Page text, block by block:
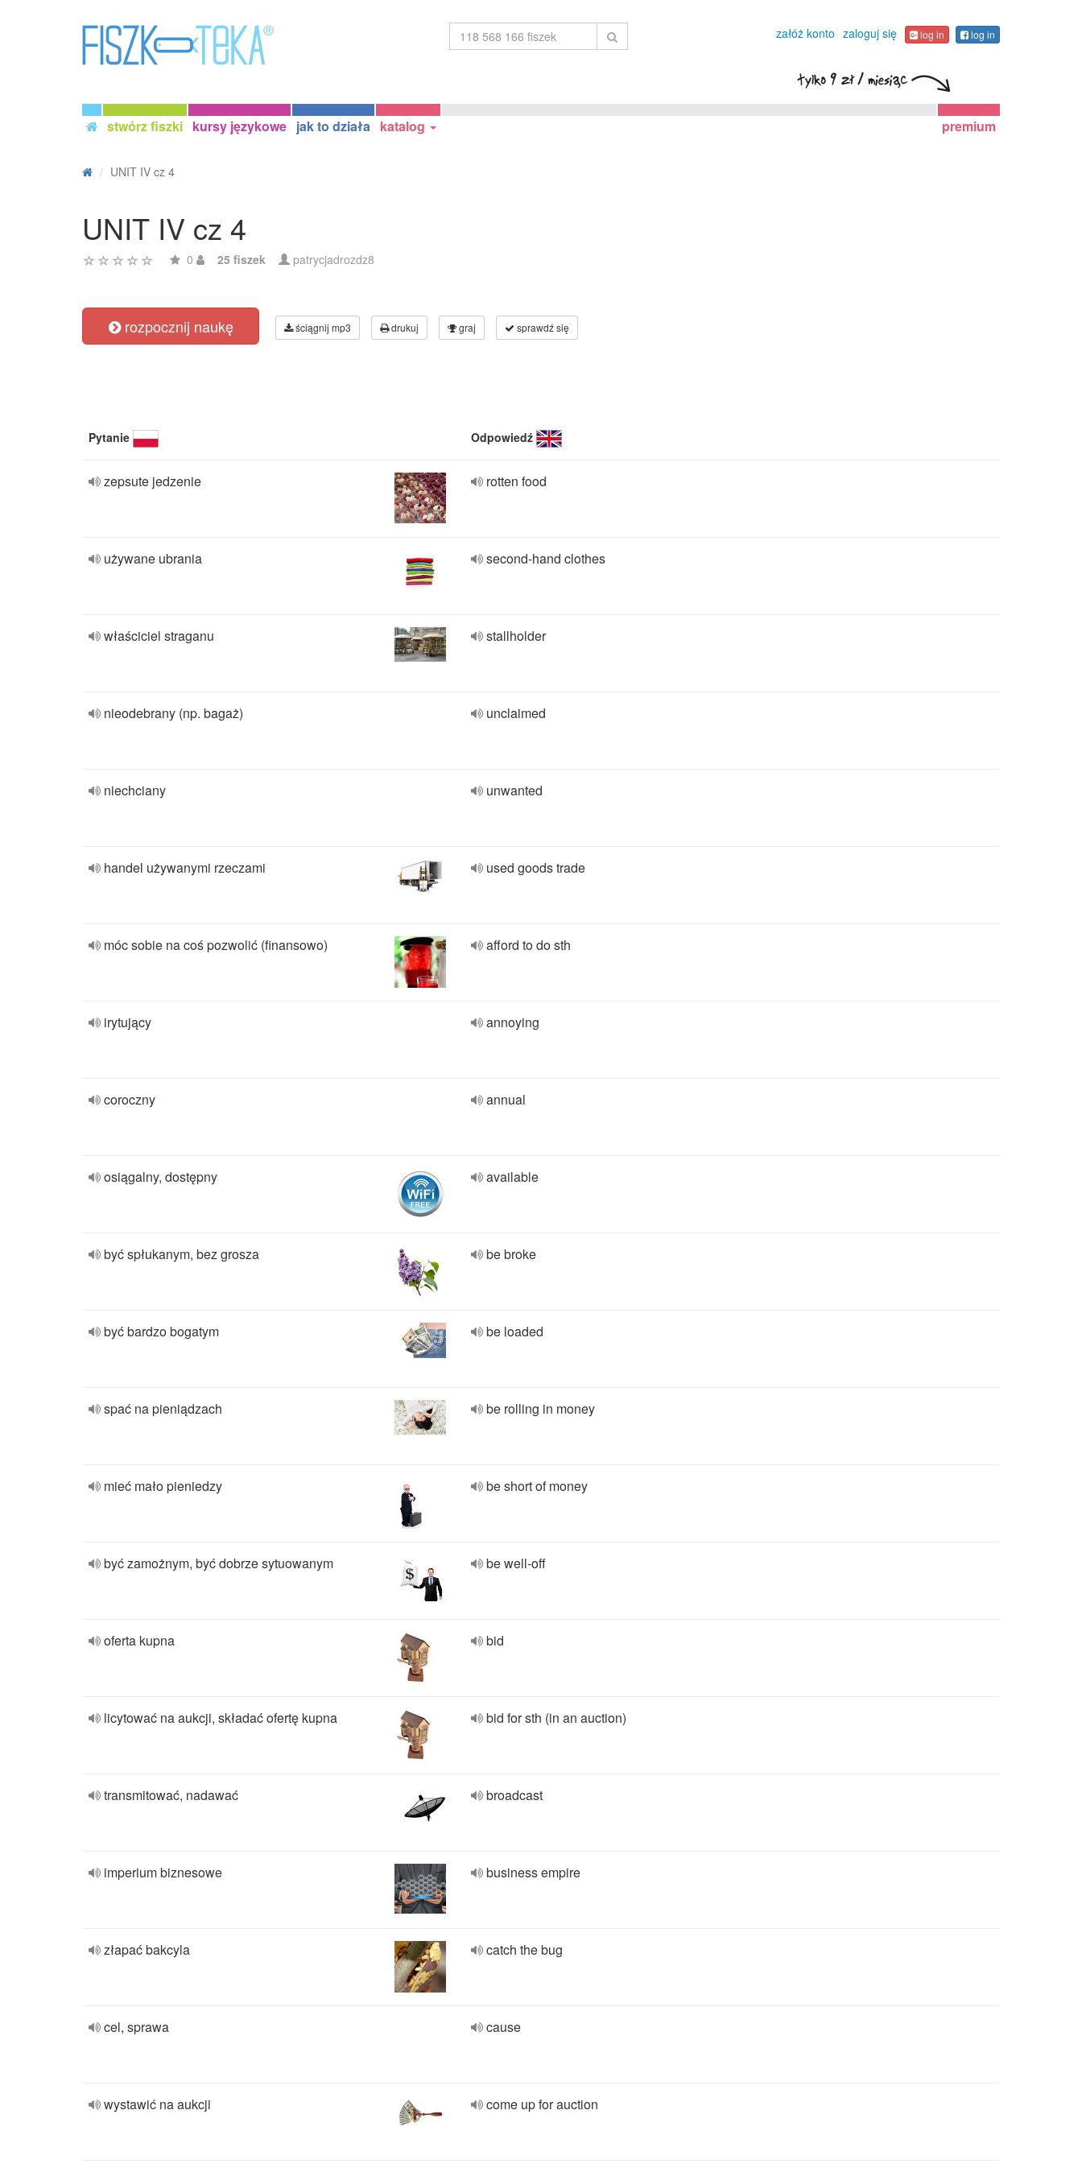
załóż konto zaloguj się log in log in
stwórz fiszki kursy językowe jak to działa katalog premium
UNIT IV cz 4
UNIT IV cz 4
0 25 fiszek patrycjadrozdz8
rozpocznij naukę ściągnij mp3 drukuj graj sprawdź się
Pytanie Odpowiedź
zepsute jedzenie rotten food
używane ubrania second-hand clothes
właściciel straganu stallholder
nieodebrany (np. bagaż) unclaimed
niechciany unwanted
handel używanymi rzeczami used goods trade
móc sobie na coś pozwolić (finansowo) afford to do sth
irytujący annoying
coroczny annual
osiągalny, dostępny available
być spłukanym, bez grosza be broke
być bardzo bogatym be loaded
spać na pieniądzach be rolling in money
mieć mało pieniedzy be short of money
być zamożnym, być dobrze sytuowanym be well-off
oferta kupna bid
licytować na aukcji, składać ofertę kupna bid for sth (in an auction)
transmitować, nadawać broadcast
imperium biznesowe business empire
złapać bakcyla catch the bug
cel, sprawa cause
wystawić na aukcji come up for auction